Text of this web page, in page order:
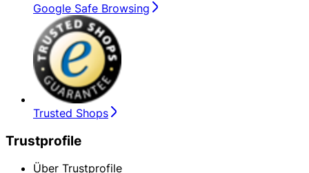
Google Safe Browsing
Trusted Shops
Trustprofile
Über Trustprofile